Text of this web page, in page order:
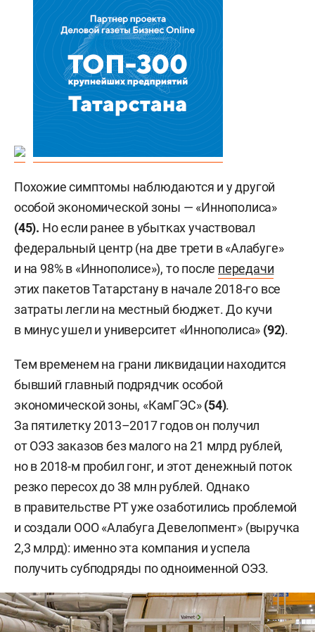
Похожие симптомы наблюдаются и у другой
особой экономической зоны — «Иннополиса»
(45). Но если ранее в убытках участвовал
федеральный центр (на две трети в «Алабуге»
и на 98% в «Иннополисе»), то после передачи
этих пакетов Татарстану в начале 2018-го все
затраты легли на местный бюджет. До кучи
в минус ушел и университет «Иннополиса» (92).
Тем временем на грани ликвидации находится
бывший главный подрядчик особой
экономической зоны, «КамГЭС»(54).
За пятилетку 2013–2017 годов он получил
от ОЭЗ заказов без малого на 21 млрд рублей,
но в 2018-м пробил гонг, и этот денежный поток
резко пересох до 38 млн рублей. Однако
в правительстве РТ уже озаботились проблемой
и создали ООО «Алабуга Девелопмент» (выручка
2,3 млрд): именно эта компания и успела
получить субподряды по одноименной ОЭЗ.